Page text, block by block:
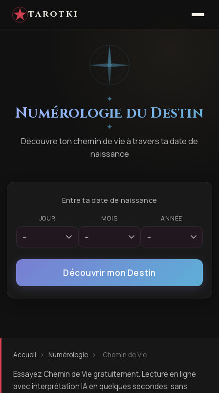
TAROTKI
✦
Numérologie du Destin
✦
Découvre ton chemin de vie à travers ta date de
naissance
Entre ta date de naissance
JOUR MOIS ANNÉE
Découvrir mon Destin
Accueil › Numérologie › Chemin de Vie
Essayez Chemin de Vie gratuitement. Lecture en ligne
avec interprétation IA en quelques secondes, sans